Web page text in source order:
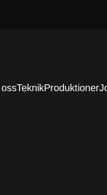
TeknikProduktioner